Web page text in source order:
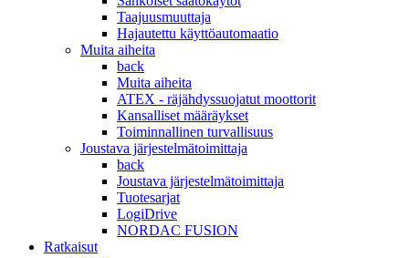
Taajuusmuuttaja
Hajautettu käyttöautomaatio
Muita aiheita
back
Muita aiheita
ATEX - räjähdyssuojatut moottorit
Kansalliset määräykset
Toiminnallinen turvallisuus
Joustava järjestelmätoimittaja
back
Joustava järjestelmätoimittaja
Tuotesarjat
LogiDrive
NORDAC FUSION
Ratkaisut